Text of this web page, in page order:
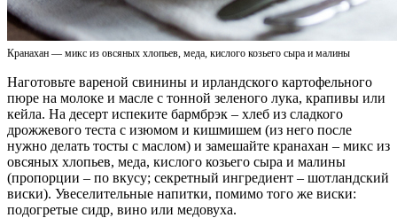
Кранахан — микс из овсяных хлопьев, меда, кислого козьего сыра и малины
Наготовьте вареной свинины и ирландского картофельного
пюре на молоке и масле с тонной зеленого лука, крапивы или
кейла. На десерт испеките бармбрэк – хлеб из сладкого
дрожжевого теста с изюмом и кишмишем (из него после
нужно делать тосты с маслом) и замешайте кранахан – микс из
овсяных хлопьев, меда, кислого козьего сыра и малины
(пропорции – по вкусу; секретный ингредиент – шотландский
виски). Увеселительные напитки, помимо того же виски:
подогретые сидр, вино или медовуха.